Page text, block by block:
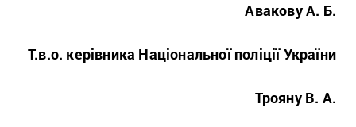
Авакову А. Б.
Т.в.о. керівника Національної поліції України
Трояну В. А.